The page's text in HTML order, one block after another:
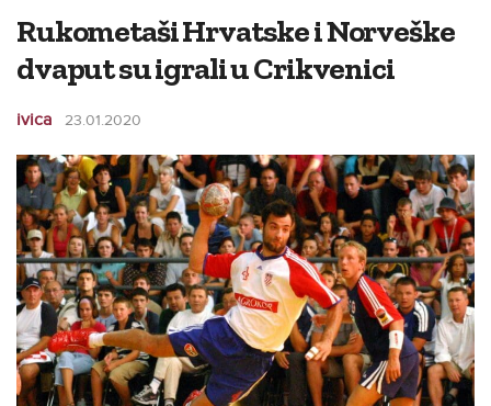
Rukometaši Hrvatske i Norveške
dvaput su igrali u Crikvenici
ivica 23.01.2020